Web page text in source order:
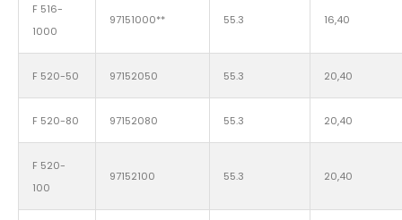
F 516-
1000
97151000** 55.3 16,40
F 520-50 97152050 55.3 20,40
F 520-80 97152080 55.3 20,40
F 520-
100
97152100 55.3 20,40